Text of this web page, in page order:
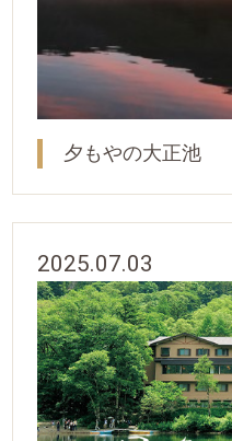
夕もやの大正池
2025.07.03